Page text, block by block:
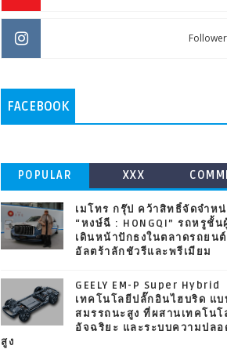
FACEBOOK
POPULAR XXX
เมโทร กรุ๊ป คว้าสิทธิ์จัดจำหน่
“หงษ์ฉี : HONGQI” รถหรูชั้น
เดินหน้าปักธงในตลาดรถยน
อัลตร้าลักชัวรีและพรีเมียม
GEELY EM-P Super Hybrid
เทคโนโลยีปลั๊กอินไฮบริด แบ
สมรรถนะสูง ที่ผสานเทคโนโ
อัจฉริยะ และระบบความปล
สูง